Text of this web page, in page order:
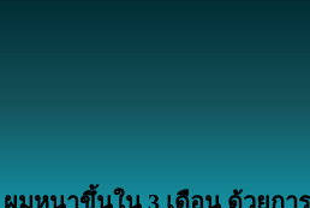
ผมหนาขึ้นใน 3 เดือน ด้วยกา